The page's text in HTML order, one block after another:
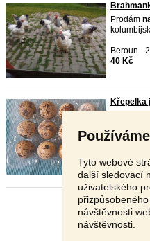
Tyto webové
další sledovací
uživatelského
návštěvnosti
návštěvnosti.
Prodám
Beroun -
40 Kč
Křepelka
6 Kč
Stránka: